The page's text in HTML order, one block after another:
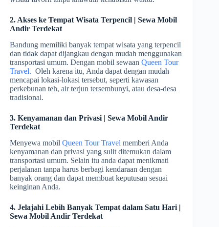
2. Akses ke Tempat Wisata Terpencil | Sewa Mobil
Andir Terdekat
Bandung memiliki banyak tempat wisata yang terpencil
dan tidak dapat dijangkau dengan mudah menggunakan
transportasi umum. Dengan mobil sewaan Queen Tour
Travel. Oleh karena itu, Anda dapat dengan mudah
mencapai lokasi-lokasi tersebut, seperti kawasan
perkebunan teh, air terjun tersembunyi, atau desa-desa
tradisional.
3. Kenyamanan dan Privasi | Sewa Mobil Andir
Terdekat
Menyewa mobil Queen Tour Travel memberi Anda
kenyamanan dan privasi yang sulit ditemukan dalam
transportasi umum. Selain itu anda dapat menikmati
perjalanan tanpa harus berbagi kendaraan dengan
banyak orang dan dapat membuat keputusan sesuai
keinginan Anda.
4. Jelajahi Lebih Banyak Tempat dalam Satu Hari |
Sewa Mobil Andir Terdekat